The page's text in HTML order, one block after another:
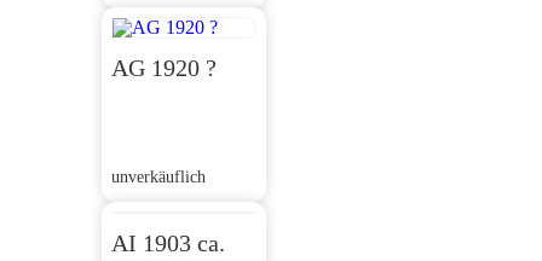
AG 1920 ?
unverkäuflich
AI 1903 ca.